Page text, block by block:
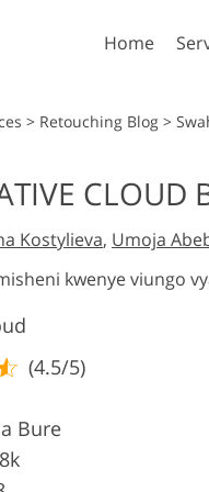
Home
Photo Editing
Entire
> Retouching Blog >
CLOUD
Kostylieva, Umoja
kwenye viungo
(4.5/5)
Bure